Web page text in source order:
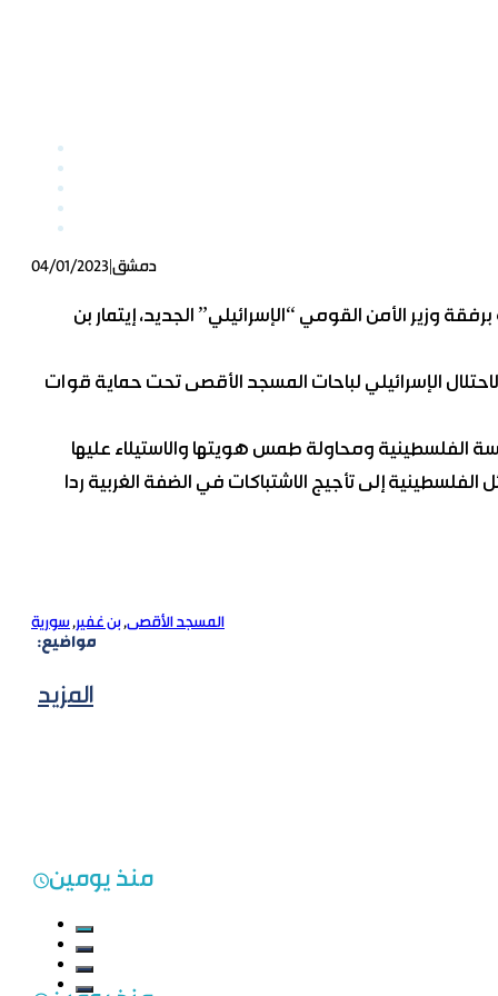
04/01/2023|دمشق
وزير الأمن القومي “الإسرائيلي” الجديد، إيتمار بن
الإسرائيلي لباحات المسجد الأقصى تحت حماية قوات
إلى تأجيج الاشتباكات في الضفة الغربية ردا
المسجد الأقصى,بن غفير,سورية
مواضيع:
المزيد
منذ يومين